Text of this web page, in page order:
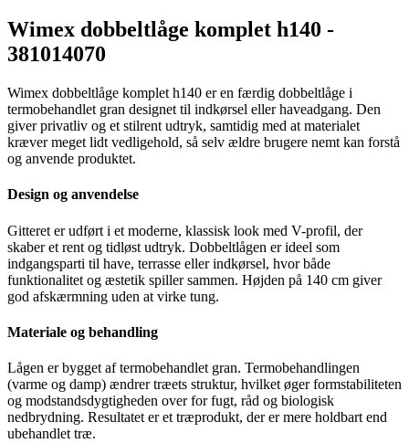
Wimex dobbeltlåge komplet h140 -
381014070
Wimex dobbeltlåge komplet h140 er en færdig dobbeltlåge i
termobehandlet gran designet til indkørsel eller haveadgang. Den
giver privatliv og et stilrent udtryk, samtidig med at materialet
kræver meget lidt vedligehold, så selv ældre brugere nemt kan forstå
og anvende produktet.
Design og anvendelse
Gitteret er udført i et moderne, klassisk look med V-profil, der
skaber et rent og tidløst udtryk. Dobbeltlågen er ideel som
indgangsparti til have, terrasse eller indkørsel, hvor både
funktionalitet og æstetik spiller sammen. Højden på 140 cm giver
god afskærmning uden at virke tung.
Materiale og behandling
Lågen er bygget af termobehandlet gran. Termobehandlingen
(varme og damp) ændrer træets struktur, hvilket øger formstabiliteten
og modstandsdygtigheden over for fugt, råd og biologisk
nedbrydning. Resultatet er et træprodukt, der er mere holdbart end
ubehandlet træ.